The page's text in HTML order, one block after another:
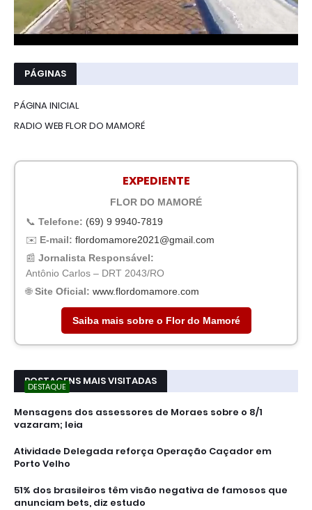
PÁGINAS
PÁGINA INICIAL
RADIO WEB FLOR DO MAMORÉ
EXPEDIENTE
FLOR DO MAMORÉ
📞 Telefone: (69) 9 9940-7819
✉️ E-mail: flordomamore2021@gmail.com
📰 Jornalista Responsável:
Antônio Carlos – DRT 2043/RO
🌐Site Oficial: www.flordomamore.com
Saiba mais sobre o Flor do Mamoré
POSTAGENS MAIS VISITADAS
DESTAQUE
Mensagens dos assessores de Moraes sobre o 8/1
vazaram; leia
Atividade Delegada reforça Operação Caçador em
Porto Velho
51% dos brasileiros têm visão negativa de famosos que
anunciam bets, diz estudo